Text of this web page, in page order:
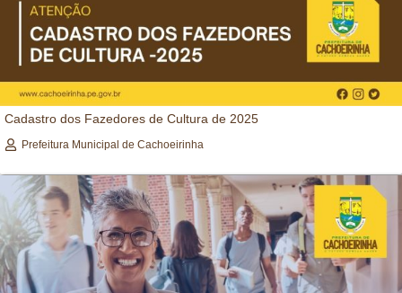
Cadastro dos Fazedores de Cultura de 2025
Prefeitura Municipal de Cachoeirinha